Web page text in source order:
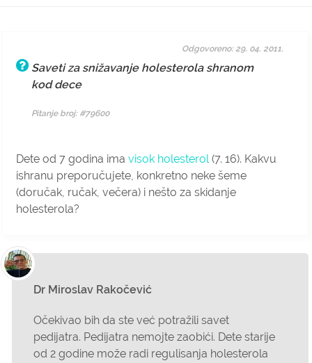
Saveti za snižavanje holesterola shranom
kod dece
Pitanje broj: #79600
Dete od 7 godina ima visok holesterol(7. 16). Kakvu
ishranu preporučujete, konkretno neke šeme
(doručak, ručak, večera) i nešto za skidanje
holesterola?
Odgovoreno: 29. 04. 2011.
Dr Miroslav Rakočević
Očekivao bih da ste već potražili savet
pedijatra. Pedijatra nemojte zaobići. Dete starije
od 2 godine može radi regulisanja holesterola